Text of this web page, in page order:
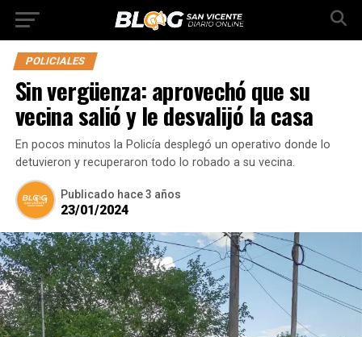
POLICIALES
Sin vergüenza: aprovechó que su
vecina salió y le desvalijó la casa
En pocos minutos la Policía desplegó un operativo donde lo
detuvieron y recuperaron todo lo robado a su vecina.
Publicado hace 3 años
23/01/2024